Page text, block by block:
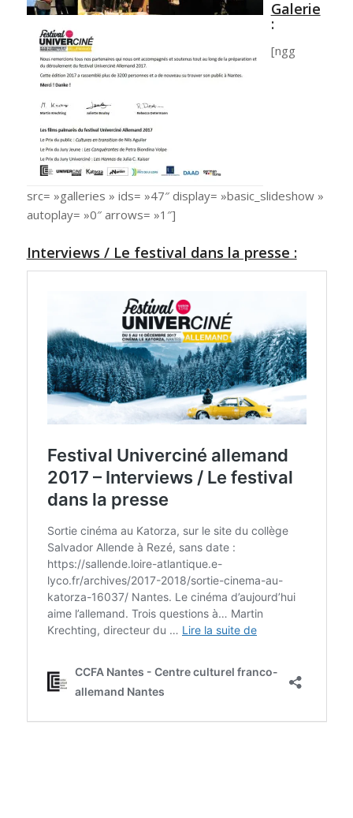
Galerie
:
[ngg
src= »galleries » ids= »47″ display= »basic_slideshow »
autoplay= »0″ arrows= »1″]
Interviews / Le festival dans la presse :